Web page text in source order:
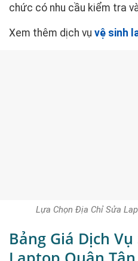
chức có nhu cầu kiểm tra
Xem thêm dịch vụ vệ sinh
Lựa Chọn Địa Chỉ Sửa
Bảng Giá Dịch